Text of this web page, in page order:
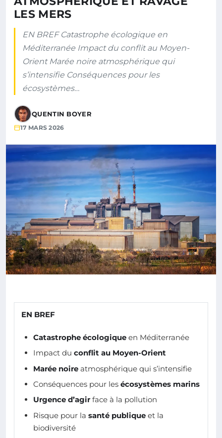
LES MERS
EN BREF Catastrophe écologique en
Méditerranée Impact du conflit au Moyen-
Orient Marée noire atmosphérique qui
s’intensifie Conséquences pour les
écosystèmes…
QUENTIN BOYER
17 MARS 2026
EN BREF
Catastrophe écologique en Méditerranée
Impact du conflit au Moyen-Orient
Marée noire atmosphérique qui s’intensifie
Conséquences pour les écosystèmes marins
Urgence d’agir face à la pollution
Risque pour la santé publique et la
biodiversité